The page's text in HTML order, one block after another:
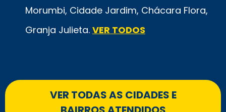
Morumbi, Cidade Jardim, Chácara Flora,
Granja Julieta. VER TODOS
VER TODAS AS CIDADES E